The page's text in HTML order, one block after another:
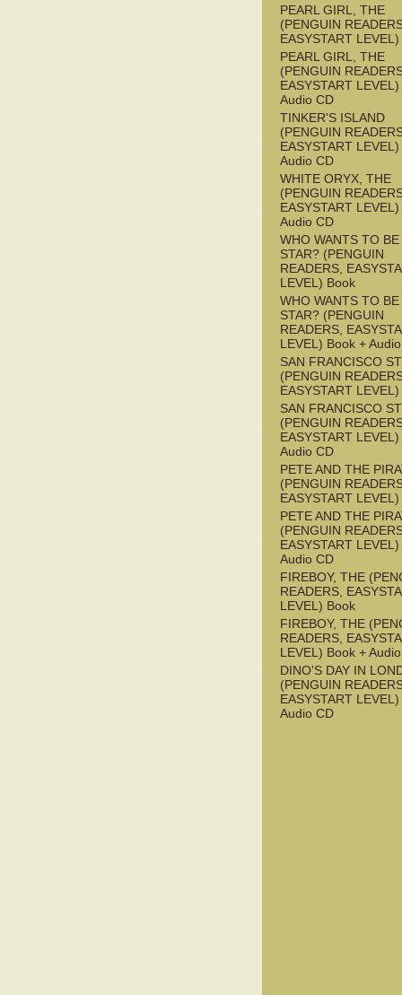
PEARL GIRL, THE
(PENGUIN
EASYSTART
PEARL GIRL, THE
(PENGUIN
EASYSTART
Audio CD
TINKER'S ISLAND
(PENGUIN
EASYSTART
Audio CD
WHITE ORYX, THE
(PENGUIN
EASYSTART
Audio CD
WHO WANTS TO BE
STAR? (PENGUIN
READERS,
LEVEL) Book
WHO WANTS TO BE
STAR? (PENGUIN
READERS,
LEVEL) Book +
SAN FRANCISCO
(PENGUIN
EASYSTART
SAN FRANCISCO
(PENGUIN
EASYSTART
Audio CD
PETE AND THE
(PENGUIN
EASYSTART
PETE AND THE
(PENGUIN
EASYSTART
Audio CD
FIREBOY, THE
READERS,
LEVEL) Book
FIREBOY, THE
READERS,
LEVEL) Book +
DINO'S DAY IN
(PENGUIN
EASYSTART
Audio CD